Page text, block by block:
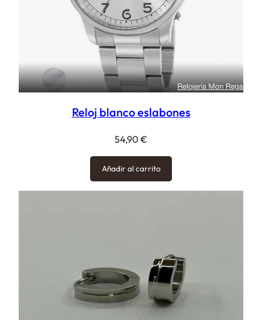
Reloj blanco eslabones
54,90 €
Añadir al carrito